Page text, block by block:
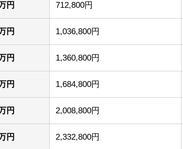
円 712,800円
円 1,036,800円
円 1,360,800円
円 1,684,800円
円 2,008,800円
円 2,332,800円